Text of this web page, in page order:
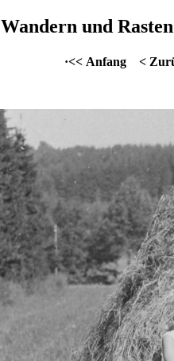
Wandern und
·<< Anfang <